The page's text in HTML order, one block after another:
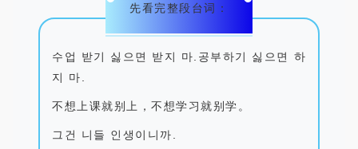
先看完整段台词 ：
수업 받기 싫으면 받지 마 공부하기 싫으면 하
지 마
不想上课就别上，不想学习就别学。
그건 니들 인생이니까